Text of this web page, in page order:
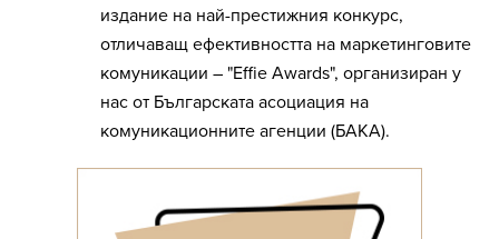
издание на най-престижния конкурс,
отличаващ ефективността на маркетинговите
комуникации – "Effie Awards", организиран у
нас от Българската асоциация на
комуникационните агенции (БАКА).